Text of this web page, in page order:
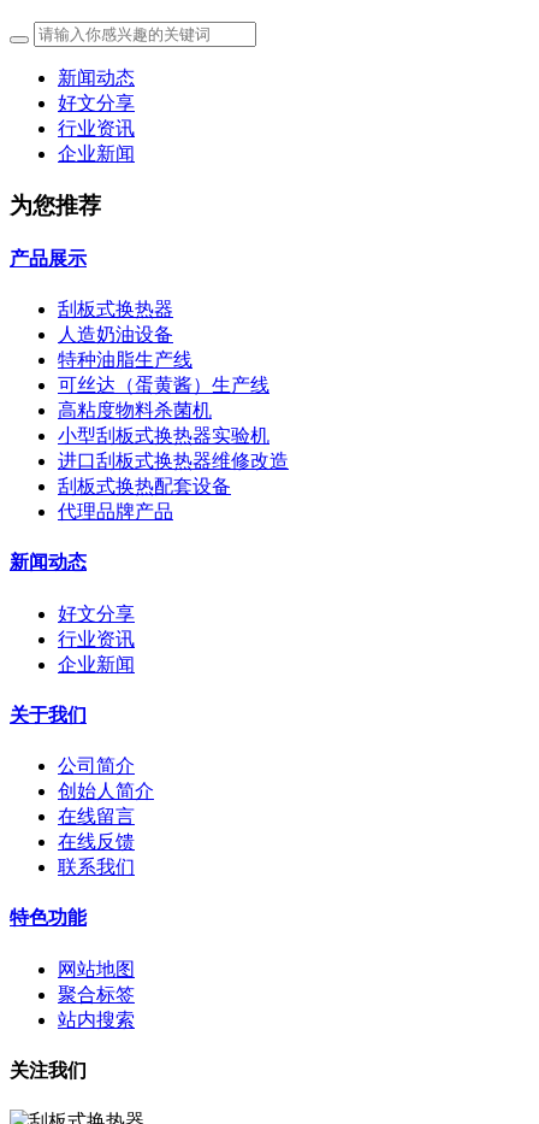
新闻动态
好文分享
行业资讯
企业新闻
为您推荐
产品展示
刮板式换热器
人造奶油设备
特种油脂生产线
可丝达（蛋黄酱）生产线
高粘度物料杀菌机
小型刮板式换热器实验机
进口刮板式换热器维修改造
刮板式换热配套设备
代理品牌产品
新闻动态
好文分享
行业资讯
企业新闻
关于我们
公司简介
创始人简介
在线留言
在线反馈
联系我们
特色功能
网站地图
聚合标签
站内搜索
关注我们